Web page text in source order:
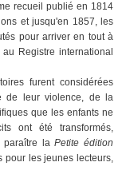
recueil publié en 1814
et jusqu'en 1857, les
pour arriver en tout à
Registre international
furent considérées
de leur violence, de la
que les enfants ne
ont été transformés,
paraître laPetite édition
pour les jeunes lecteurs,